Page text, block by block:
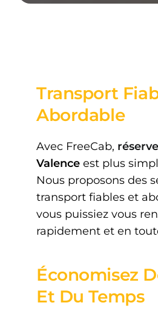
Transport
Abordable
Avec FreeCab,
Valenceest plus
Nous proposons des
transport fiables et
vous puissiez vous
rapidement et en
Économisez
Et Du Temps